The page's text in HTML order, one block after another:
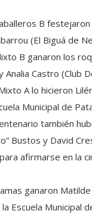
B
(El Biguá de
B ganaron los
Analia Castro (Club
A lo hicieron
Municipal de
también
Bustos y David
afirmarse en la
ganaron
Escuela Municipal